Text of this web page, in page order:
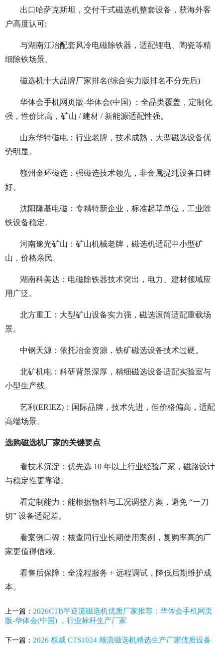
出口哈萨克斯坦，交付干式磁选机整套设备，获海外客
户高度认可;
与湖南江冶配套风冷电磁除铁器，适配锂电、陶瓷等精
细除铁场景。
磁选机十大品牌厂家排名(综合实力版排名不分先后)
华体会手机网页版-华体会(中国) ：全品类覆盖，定制化
强，性价比高，矿山 / 建材 / 新能源适配性强。
山东华特磁电：行业老牌，技术成熟，大型磁选设备优
势明显。
赣州金环磁选：强磁选技术领先，非金属提纯设备口碑
好。
沈阳隆基电磁：专精特新企业，标准起草单位，工业除
铁设备稳定。
河南豫光矿山：矿山机械老牌，磁选机适配中小型矿
山，价格亲民。
湖南科美达：电磁除铁器技术突出，电力、建材领域应
用广泛。
北方重工：大型矿山设备实力强，磁选滚筒适配重载场
景。
中钢天源：依托冶金资源，铁矿磁选设备技术过硬。
北矿机电：科研背景深厚，精细磁选设备适配实验室与
小型生产线。
艺利(ERIEZ)：国际品牌，技术先进，但价格偏高，适配
高端场景。
选购磁选机厂家的关键要点
看技术沉淀：优先选 10 年以上行业经验厂家，磁路设计
与稳定性更靠谱。
看定制能力：能根据物料与工况调整方案，避免 “一刀
切” 设备适配差。
看案例口碑：核查同行业长期使用案例，复购率高的厂
家更值得信赖。
看售后保障：全流程服务 + 远程调试，降低后期维护成
本。
上一篇： 2026CTB半逆流磁选机优质厂家推荐：华体会手机网页
版-华体会(中国) ，行业标杆生产厂家
下一篇： 2026 权威 CTS1024 顺流磁选机精选生产厂家优质设备